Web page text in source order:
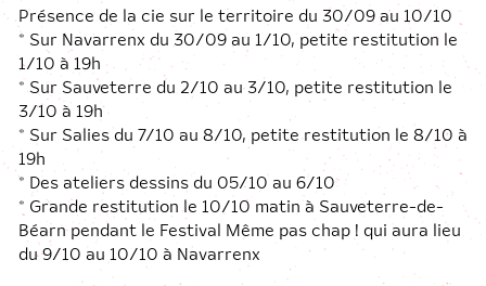
Présence de la cie sur le territoire du 30/09 au 10/10
* Sur Navarrenx du 30/09 au 1/10, petite restitution le
1/10 à 19h
* Sur Sauveterre du 2/10 au 3/10, petite restitution le
3/10 à 19h
* Sur Salies du 7/10 au 8/10, petite restitution le 8/10 à
19h
* Des ateliers dessins du 05/10 au 6/10
* Grande restitution le 10/10 matin à Sauveterre-de-
Béarn pendant le Festival Même pas chap ! qui aura lieu
du 9/10 au 10/10 à Navarrenx